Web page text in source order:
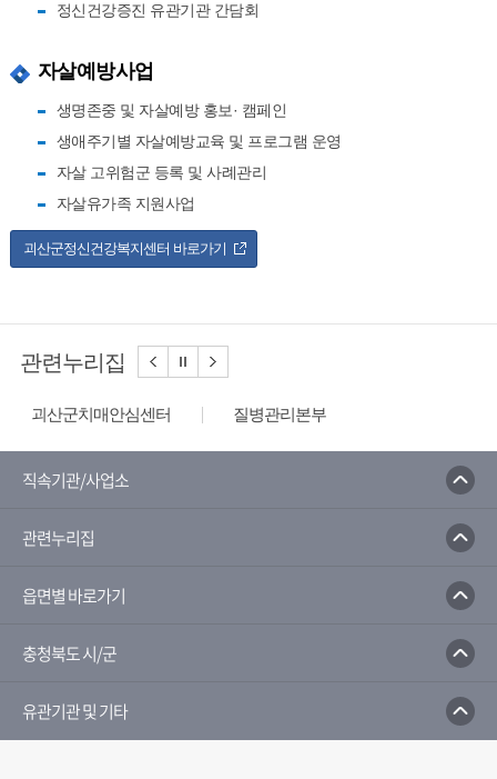
정신건강증진 유관기관 간담회
자살예방사업
생명존중 및 자살예방 홍보· 캠페인
생애주기별 자살예방교육 및 프로그램 운영
자살 고위험군 등록 및 사례관리
자살유가족 지원사업
괴산군정신건강복지센터 바로가기
관련누리집
괴산군치매안심센터
질병관리본부
예방접종도우미
직속기관/사업소
관련누리집
읍면별 바로가기
충청북도 시/군
유관기관 및 기타